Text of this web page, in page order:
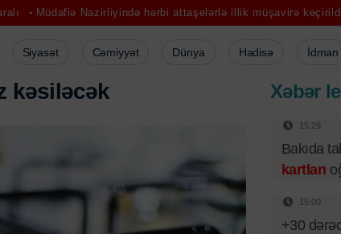
Nazirliyində hərbi attaşelərlə illik müşavirə keçirildi MİQ
Siyasət Cəmiyyət Dünya Hadisə İdman
kəsiləcək Xəbər
15:29
Bakıda
kartları
15:00
+30